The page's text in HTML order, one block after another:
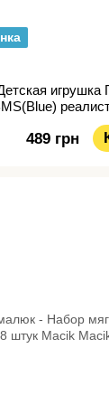
игрушка
489 грн